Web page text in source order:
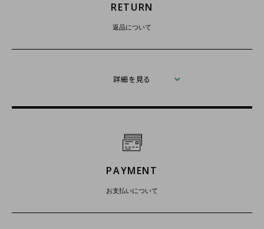
RETURN
返品について
詳細を見る
PAYMENT
お支払いについて